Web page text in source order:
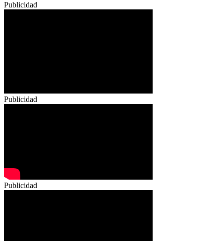
Publicidad
Publicidad
Publicidad